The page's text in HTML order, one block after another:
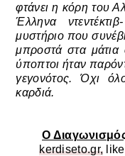
φτάνει η κόρη του
Έλληνα
μυστήριο που
μπροστά στα μάτια
ύποπτοι ήταν
γεγονότος. Όχι
καρδιά.
Ο
kerdiseto.gr,